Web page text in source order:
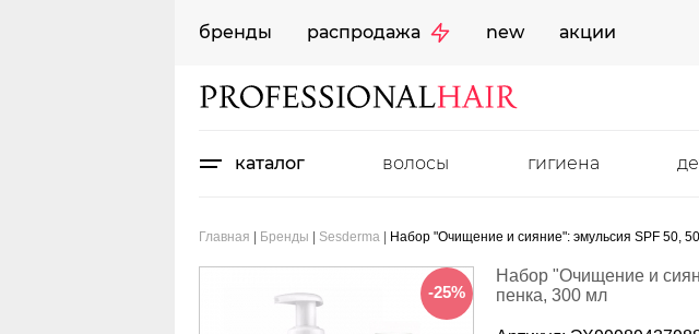
бренды распродажа new акции
каталог волосы гигиена
Главная Бренды Sesderma Набор "Очищение и сияние": эмульсия SPF 50,
-25%
Набор "Очищение и
пенка, 300 мл